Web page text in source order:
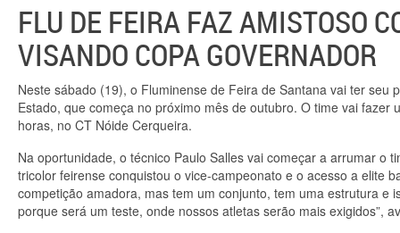
FLU DE FEIRA FAZ AMISTOSO
VISANDO COPA GOVERNADOR
Neste sábado (19), o Fluminense de Feira de Santana vai ter
Estado, que começa no próximo mês de outubro. O time vai
horas, no CT Nóide Cerqueira.
Na oportunidade, o técnico Paulo Salles vai começar a arrumar o
tricolor feirense conquistou o vice-campeonato e o acesso a elite
competição amadora, mas tem um conjunto, tem uma estrutura
porque será um teste, onde nossos atletas serão mais exigidos”,